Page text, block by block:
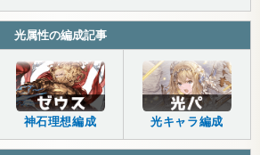
光属性の編成記事
神石理想編成 光キャラ編成